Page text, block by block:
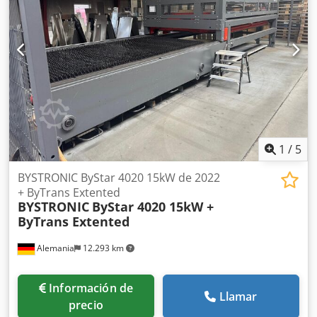
conocen defectos. Alcance del suministro El suministro
incluye: Cjdpfxjzhmh Is Ac Tjrf Sistema de carga ByTrans
para la carga y descarga automática Documentación y
manual de instrucciones disponibles Pequeña cantidad de
piezas de desgaste Ubicación y visita Ubicación: ASCO
Anlagenbau Visita: Posible, previa cita Carga: Posible
Disponibilidad: Previa cita
1 / 5
Alemania 12.293 km
BYSTRONIC ByStar 4020 15kW de 2022
+ ByTrans Extented
BYSTRONIC ByStar 4020 15kW +
ByTrans Extented
Información de
precio
Llamar